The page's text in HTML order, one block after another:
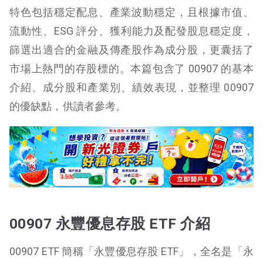
特色包括穩定配息、產業波動穩定，且根據市值、
流動性、ESG 評分、獲利能力及配發股息穩定度，
篩選出適合的金融及傳產股作為成分股，更囊括了
市場上熱門的存股標的。本篇包含了 00907 的基本
介紹、成分股和產業別、績效表現，並整理 00907
的優缺點，供讀者參考。
00907 永豐優息存股 ETF 介紹
00907 ETF 簡稱「永豐優息存股 ETF」，全名是「永